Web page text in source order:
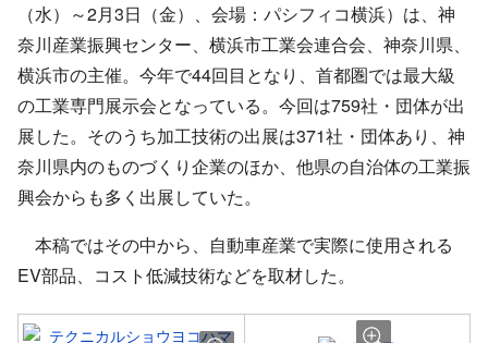
（水）～2月3日（金）、会場：パシフィコ横浜）は、神
奈川産業振興センター、横浜市工業会連合会、神奈川県、
横浜市の主催。今年で44回目となり、首都圏では最大級
の工業専門展示会となっている。今回は759社・団体が出
展した。そのうち加工技術の出展は371社・団体あり、神
奈川県内のものづくり企業のほか、他県の自治体の工業振
興会からも多く出展していた。
本稿ではその中から、自動車産業で実際に使用される
EV部品、コスト低減技術などを取材した。